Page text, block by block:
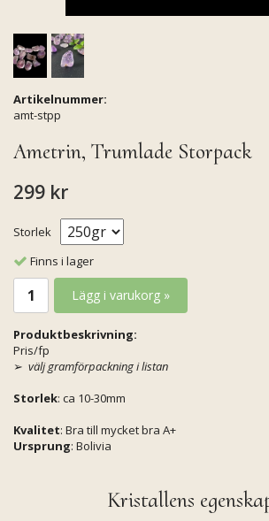
Artikelnummer:
amt-stpp
Ametrin, Trumlade Storpack
299 kr
Storlek
Finns i lager
Lägg i varukorg »
Produktbeskrivning:
Pris/fp
➢ välj gramförpackning i listan
Storlek: ca 10-30mm
Kvalitet: Bra till mycket bra A+
Ursprung: Bolivia
Kristallens